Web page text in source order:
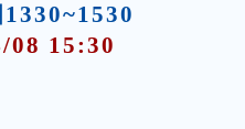
08 15:30